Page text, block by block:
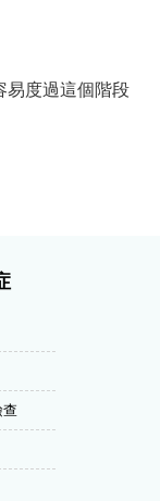
易度過這個階段